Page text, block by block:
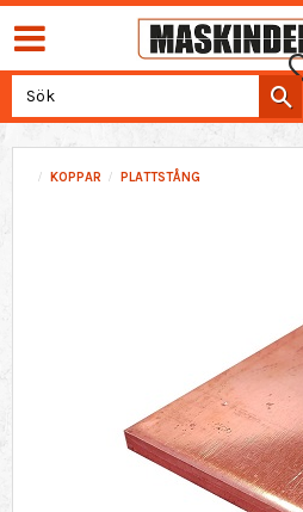
KOPPAR PLATTSTÅNG